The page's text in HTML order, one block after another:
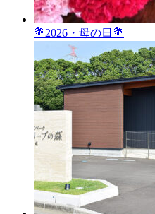
💐2026・母の日💐